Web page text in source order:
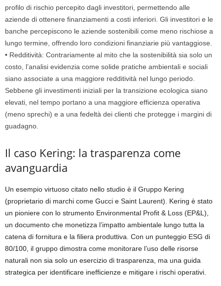
profilo di rischio percepito dagli investitori, permettendo alle
aziende di ottenere finanziamenti a costi inferiori. Gli investitori e le
banche percepiscono le aziende sostenibili come meno rischiose a
lungo termine, offrendo loro condizioni finanziarie più vantaggiose.
• Redditività: Contrariamente al mito che la sostenibilità sia solo un
costo, l’analisi evidenzia come solide pratiche ambientali e sociali
siano associate a una maggiore redditività nel lungo periodo.
Sebbene gli investimenti iniziali per la transizione ecologica siano
elevati, nel tempo portano a una maggiore efficienza operativa
(meno sprechi) e a una fedeltà dei clienti che protegge i margini di
guadagno.
Il caso Kering: la trasparenza come
avanguardia
Un esempio virtuoso citato nello studio è il Gruppo Kering
(proprietario di marchi come Gucci e Saint Laurent). Kering è stato
un pioniere con lo strumento Environmental Profit & Loss (EP&L)
un documento che monetizza l’impatto ambientale lungo tutta la
catena di fornitura e la filiera produttiva. Con un punteggio ESG di
80/100, il gruppo dimostra come monitorare l’uso delle risorse
naturali non sia solo un esercizio di trasparenza, ma una guida
strategica per identificare inefficienze e mitigare i rischi operativi.